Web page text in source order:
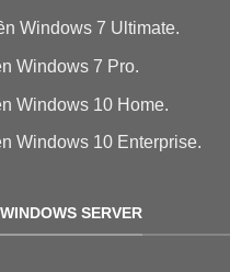
Windows 7 Ultimate.
Windows 7 Pro.
Windows 10 Home.
Windows 10 Enterprise.
SERVER